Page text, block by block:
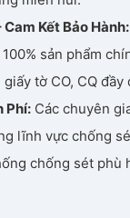
Kết Bảo Hành:
sản phẩm
tờ CO, CQ đầy
Phí: Các chuyên
lĩnh vực chống
chống sét phù